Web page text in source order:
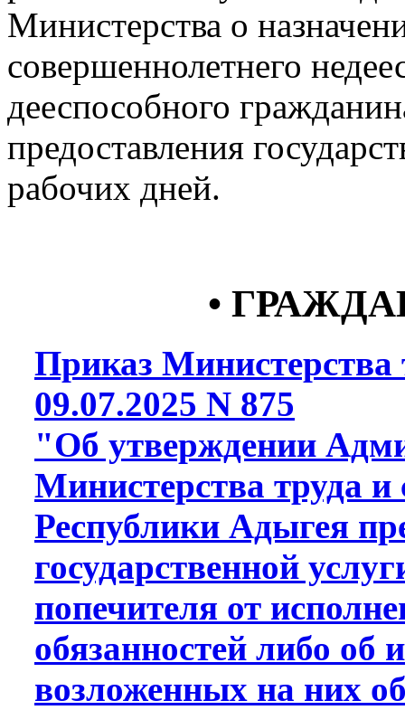
Министерства о
совершеннолетнего
дееспособного
предоставления
рабочих дней.
•
Приказ Министерства
09.07.2025 N 875
"Об утверждении
Министерства труда и
Республики Адыгея
государственной
попечителя от
обязанностей либо об
возложенных на них